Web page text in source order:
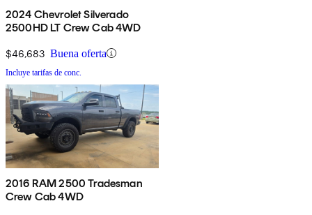
2024 Chevrolet Silverado
2500HD LT Crew Cab 4WD
$46,683 Buena oferta
Incluye tarifas de conc.
2016 RAM 2500 Tradesman
Crew Cab 4WD